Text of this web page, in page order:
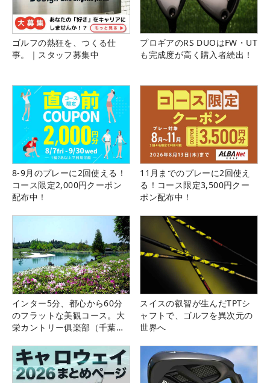
ゴルフの熱狂を、つくる仕
事。｜スタッフ募集中
プロギアのRS DUOはFW・UT
も完成度が高く購入者続出！
8-9月のプレーに2回使える！
コース限定2,000円クーポン
配布中！
11月までのプレーに2回使え
る！コース限定3,500円クー
ポン配布中！
インター5分、都心から60分
のフラットな美観コース。大
栄カントリー俱楽部（千葉
スイスの叡智が生んだTPTシ
ャフトで、ゴルフを異次元の
世界へ